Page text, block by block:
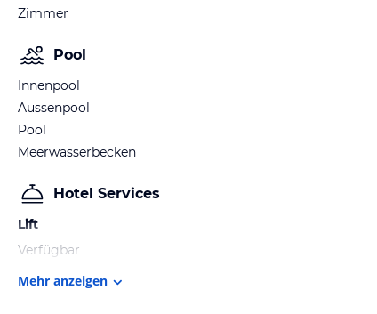
Zimmer
Pool
Innenpool
Aussenpool
Pool
Meerwasserbecken
Hotel Services
Lift
Verfügbar
Mehr anzeigen